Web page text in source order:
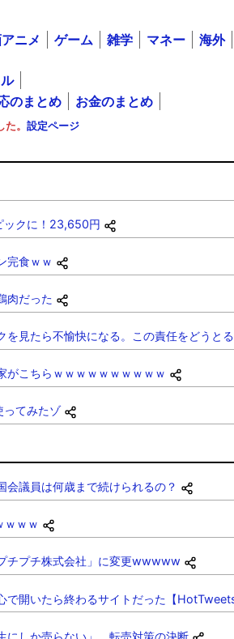
ニメ ゲーム 雑学 マネー
海外
のまとめ お金のまとめ
。 設定ページ
ックに！23,650円
完食ｗｗ
肉だった
を見たら不愉快になる。この責任をどうと
がこちらｗｗｗｗｗｗｗｗｗｗ
ってみたゾ
会議員は何歳まで続けられるの？
ｗｗｗ
チプチ株式会社」に変更wwwww
で開いたら終わるサイトだった【
にしか売らない」 転売対策の決断